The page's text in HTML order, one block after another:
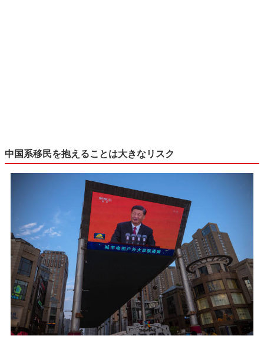
中国系移民を抱えることは大きなリスク